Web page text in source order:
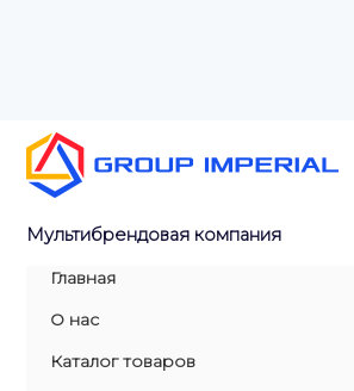
Мультибрендовая компания
Главная
О нас
Каталог товаров